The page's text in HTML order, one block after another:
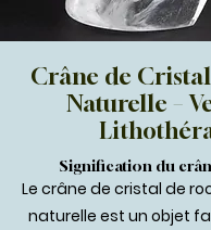
Crâne de
Naturelle –
Signification du
Le crâne de cristal de
naturelle est un objet